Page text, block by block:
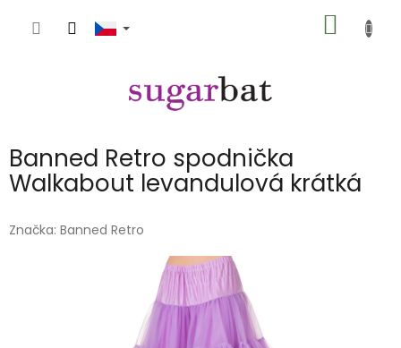
KOŠÍK
Banned Retro spodnička
Walkabout levandulová krátká
Značka: Banned Retro